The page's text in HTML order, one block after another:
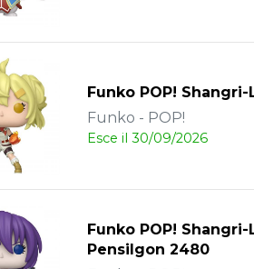
Funko POP!
Funko - POP!
Esce il 30/09/2026
Funko POP!
Pensilgon 2480